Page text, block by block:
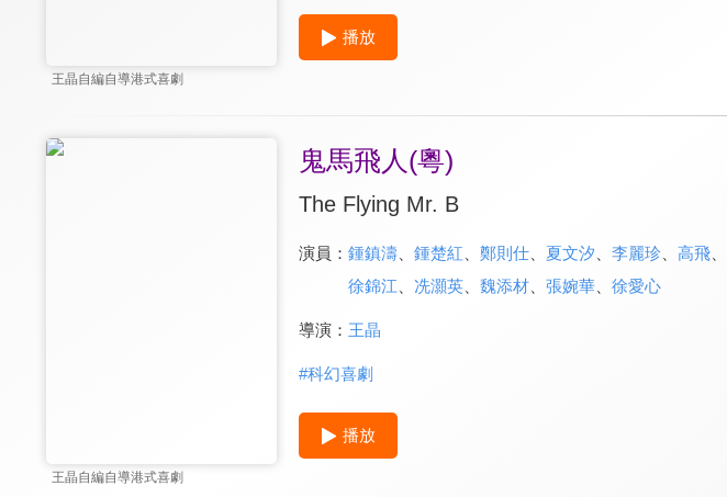
王晶自編自導港式喜劇
播放
王晶自編自導港式喜劇
鬼馬飛人(粵)
The Flying Mr. B
演員： 鍾鎮濤、 鍾楚紅 鄭則仕、 夏文汐 李麗珍、 高飛、
徐錦江
冼灝英、 魏添材、 張婉華、 徐愛心
導演： 王晶
#科幻喜劇
播放